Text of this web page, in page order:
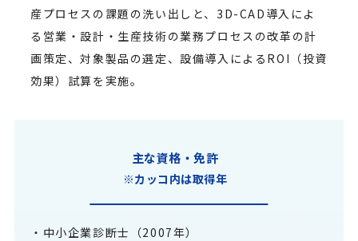
産プロセスの課題の洗い出しと、3D-CAD導入によ
る営業・設計・生産技術の業務プロセスの改革の計
画策定、対象製品の選定、設備導入によるROI（投資
効果）試算を実施。
主な資格・免許
※カッコ内は取得年
・中小企業診断士（2007年）